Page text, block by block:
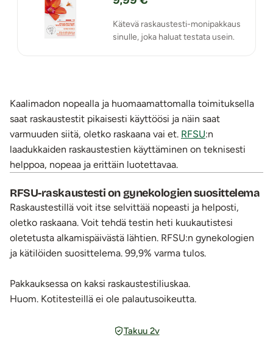
Kätevä raskaustesti-monipakkaus
sinulle, joka haluat testata usein.
Kaalimadon nopealla ja huomaamattomalla toimituksella
saat raskaustestit pikaisesti käyttöösi ja näin saat
varmuuden siitä, oletko raskaana vai et. RFSU:n
laadukkaiden raskaustestien käyttäminen on teknisesti
helppoa, nopeaa ja erittäin luotettavaa.
RFSU-raskaustesti on gynekologien suosittelema
Raskaustestillä voit itse selvittää nopeasti ja helposti,
oletko raskaana. Voit tehdä testin heti kuukautistesi
oletetusta alkamispäivästä lähtien. RFSU:n gynekologien
ja kätilöiden suosittelema. 99,9% varma tulos.
Pakkauksessa on kaksi raskaustestiliuskaa.
Huom. Kotitesteillä ei ole palautusoikeutta.
Takuu 2v